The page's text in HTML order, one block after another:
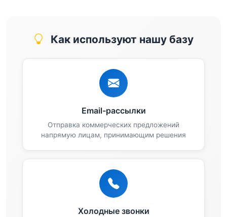
Как используют нашу базу
Email-рассылки
Отправка коммерческих предложений
напрямую лицам, принимающим решения
Холодные звонки